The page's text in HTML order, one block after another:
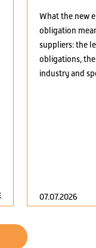
What the new
obligation
suppliers: the
obligations,
industry and
07.07.2026